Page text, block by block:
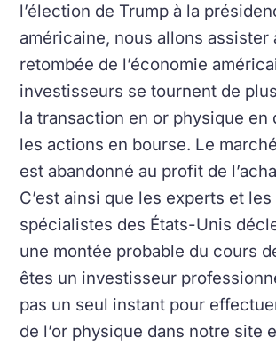
l’élection de Trump à la
américaine, nous allons assister
retombée de l’économie
investisseurs se tournent de
la transaction en or physique en
les actions en bourse. Le
est abandonné au profit de
C’est ainsi que les experts et
spécialistes des États-Unis
une montée probable du cours
êtes un investisseur
pas un seul instant pour
de l’or physique dans notre site